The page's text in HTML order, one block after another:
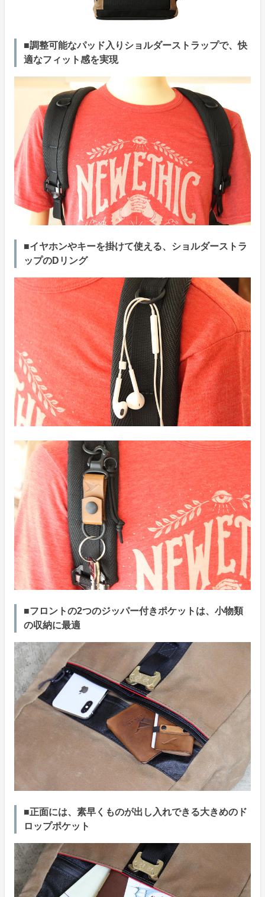
■調整可能なパッド入りショルダーストラップで、快
適なフィット感を実現
■イヤホンやキーを掛けて使える、ショルダーストラ
ップのDリング
■フロントの2つのジッパー付きポケットは、小物類
の収納に最適
■正面には、素早くものが出し入れできる大きめのド
ロップポケット